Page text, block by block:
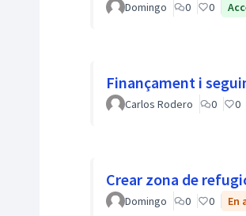
Domingo 0 0
Finançament i
Carlos Rodero 0 0
Crear zona de
Domingo 0 0 En